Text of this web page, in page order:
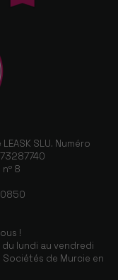
SLU. Numéro
8
!
lundi au vendredi
de Murcie en